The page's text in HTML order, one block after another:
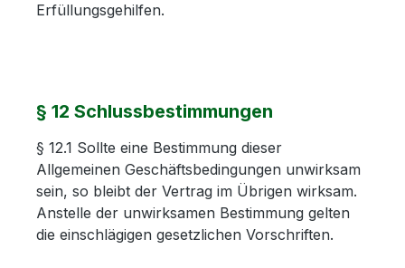
Erfüllungsgehilfen.
§ 12 Schlussbestimmungen
§ 12.1 Sollte eine Bestimmung dieser
Allgemeinen Geschäftsbedingungen unwirksam
sein, so bleibt der Vertrag im Übrigen wirksam.
Anstelle der unwirksamen Bestimmung gelten
die einschlägigen gesetzlichen Vorschriften.